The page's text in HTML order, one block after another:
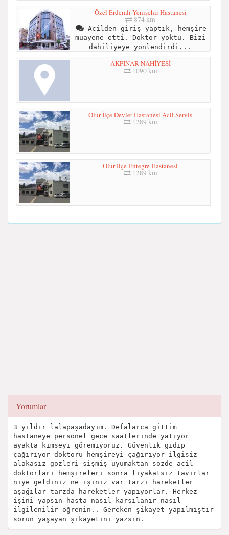
Özel Erdemli Yenişehir Hastanesi
874 km
Acilden giriş yaptık, hemşire
muayene etti. Doktor yoktu. Bizi
dahiliyeye yönlendirdi...
AKPINAR NAHİYESİ
1090 km
Olur İlçe Devlet Hastanesi Acil Servis
1289 km
Olur İlçe Entegre Hastanesi
1289 km
Yorumlar
3 yıldır lalapaşadayım. Defalarca gittim
hastaneye personel gece saatlerinde yatıyor
ayakta kimseyi göremiyoruz. Güvenlik gidip
çağırıyor doktoru hemşireyi çağırıyor ilgisiz
alakasız gözleri şişmiş uyumaktan sözde acil
doktorları hemşireleri sonra liyakatsız tavırlar
niye geldiniz ne işiniz var tarzı hareketler
aşağılar tarzda hareketler yapıyorlar. Herkez
işini yapsın hasta nasıl karşılanır nasıl
ilgilenilir öğrenin.. Gereken şikayet yapılmıştır
sorun yaşayan şikayetini yazsın.